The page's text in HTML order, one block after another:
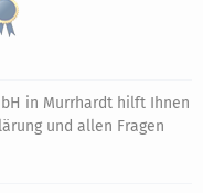
in Murrhardt hilft Ihnen
und allen Fragen